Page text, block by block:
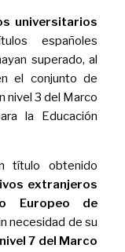
universitarios
españoles
superado, al
el conjunto de
nivel 3 del Marco
la Educación
título obtenido
extranjeros
Europeo de
necesidad de su
nivel 7 del Marco